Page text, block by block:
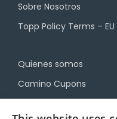
Sobre Nosotros
Topp Policy Terms –
Quienes somos
Camino Cupons